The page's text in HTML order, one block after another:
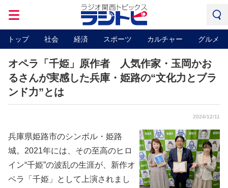
トップ 社会 経済 スポーツ カルチャー グルメ
オペラ「千姫」原作者 人気作家・玉岡かお
るさんが実感した兵庫・姫路の“文化力とブラ
ンド力”とは
2024/12/11
兵庫県姫路市のシンボル・姫路
城。2021年には、その至高のヒロ
イン“千姫”の波乱の生涯が、新作オ
ペラ「千姫」として上演されまし